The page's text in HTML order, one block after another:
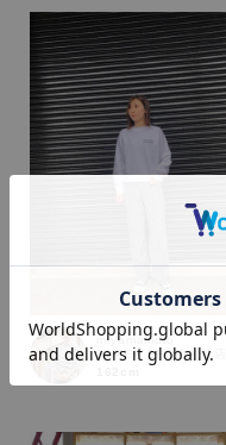
m.yamamoto
SUPER SHOP 松江店